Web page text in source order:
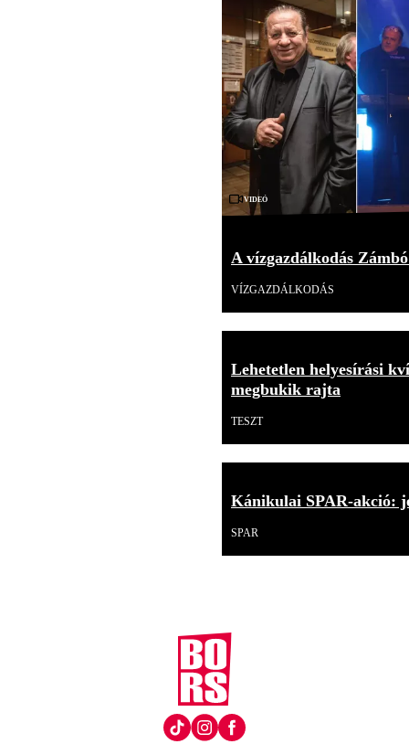
Videó
A vízgazdálkodás
VÍZGAZDÁLKODÁS
Lehetetlen helyesírási
megbukik rajta
TESZT
Kánikulai SPAR-akció:
SPAR